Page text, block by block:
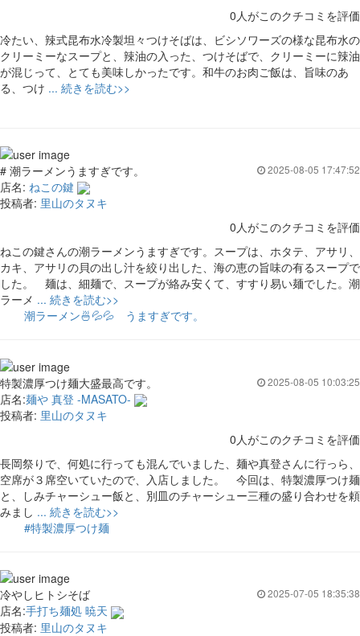
0人がこのクチコミを評価
冷たい、辣式昆布水冷製坦々つけそばは、ビシソワーズの様な昆布水の
クリーミーなスープと、辣油の入った、つけそばで、クリーミーに辣油
が混じって、とても美味しかったです。和牛のお肉ご飯は、旨味のあ
る、つけ ... 続きを読む>>
2025-08-05 17:47:52
# 潮ラーメンうますぎです。
店名: ねこの鍵
投稿者: 里山のタヌキ
0人がこのクチコミを評価
ねこの鍵さんの潮ラーメンうますぎです。スープは、ホタテ、アサリ、
カキ、アサリの貝の出し汁を絞り出した、海の恵の旨味の有るスープで
した。 麺は、細麺で、スープが絡み安くて、すすり易い麺でした。潮
ラーメ ... 続きを読む>>
潮ラーメン🍜💦💦
うますぎです。
2025-08-05 10:03:25
特製濃厚つけ麺大盛最高です。
店名:麺や 真登 -MASATO-
投稿者: 里山のタヌキ
0人がこのクチコミを評価
長岡祭りで、何処に行っても混んでいました、麺や真登さんに行っら、
空席が３席空いていたので、入店しました。 今回は、特製濃厚つけ麺
と、しみチャーシュー飯と、別皿のチャーシュー三種の盛り合わせを頼
みまし ... 続きを読む>>
#特製濃厚つけ麺
2025-07-05 18:35:38
冷やしヒトシそば
店名:手打ち麺処 暁天
投稿者: 里山のタヌキ